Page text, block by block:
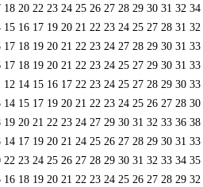
20 22 23 24 25 26 27 28 29 30 31 32
16 17 19 20 21 22 23 24 25 27 28 31
18 19 20 21 22 23 24 27 28 29 30 31
18 19 20 21 22 23 24 25 27 29 30 31
14 15 16 17 22 23 24 25 27 28 29 30
15 17 19 20 21 22 23 24 25 26 27 28
20 21 22 23 24 27 29 30 31 32 33 36
17 19 20 21 24 25 26 27 28 29 30 31
23 24 25 26 27 28 29 30 31 32 33 34
18 19 20 21 22 23 24 25 26 27 28 29